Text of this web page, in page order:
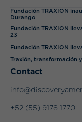
Fundación TRAXION
Durango
Fundación TRAXION
23
Fundación TRAXION
Traxión, transformación
Contact
+52 (55) 9178 1770